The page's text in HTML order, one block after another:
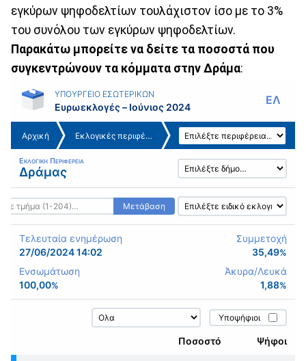
εγκύρων ψηφοδελτίων τουλάχιστον ίσο με το 3%
του συνόλου των εγκύρων ψηφοδελτίων.
Παρακάτω μπορείτε να δείτε τα ποσοστά που
συγκεντρώνουν τα κόμματα στην Δράμα: